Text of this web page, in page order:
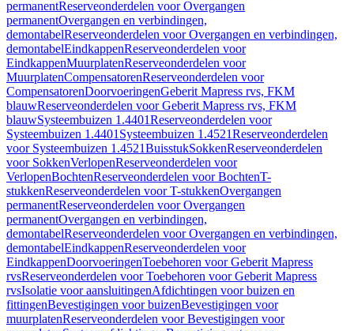
permanentReserveonderdelen voor Overgangen
permanentOvergangen en verbindingen,
demontabelReserveonderdelen voor Overgangen en verbindingen,
demontabelEindkappenReserveonderdelen voor
EindkappenMuurplatenReserveonderdelen voor
MuurplatenCompensatorenReserveonderdelen voor
CompensatorenDoorvoeringenGeberit Mapress rvs, FKM
blauwReserveonderdelen voor Geberit Mapress rvs, FKM
blauwSysteembuizen 1.4401Reserveonderdelen voor
Systeembuizen 1.4401 Systeembuizen 1.4521Reserveonderdelen
voor Systeembuizen 1.4521BuisstukSokkenReserveonderdelen
voor SokkenVerlopenReserveonderdelen voor
VerlopenBochtenReserveonderdelen voor BochtenT-
stukkenReserveonderdelen voor T-stukkenOvergangen
permanentReserveonderdelen voor Overgangen
permanentOvergangen en verbindingen,
demontabelReserveonderdelen voor Overgangen en verbindingen,
demontabelEindkappenReserveonderdelen voor
EindkappenDoorvoeringenToebehoren voor Geberit Mapress
rvsReserveonderdelen voor Toebehoren voor Geberit Mapress
rvsIsolatie voor aansluitingenAfdichtingen voor buizen en
fittingenBevestigingen voor buizenBevestigingen voor
muurplatenReserveonderdelen voor Bevestigingen voor